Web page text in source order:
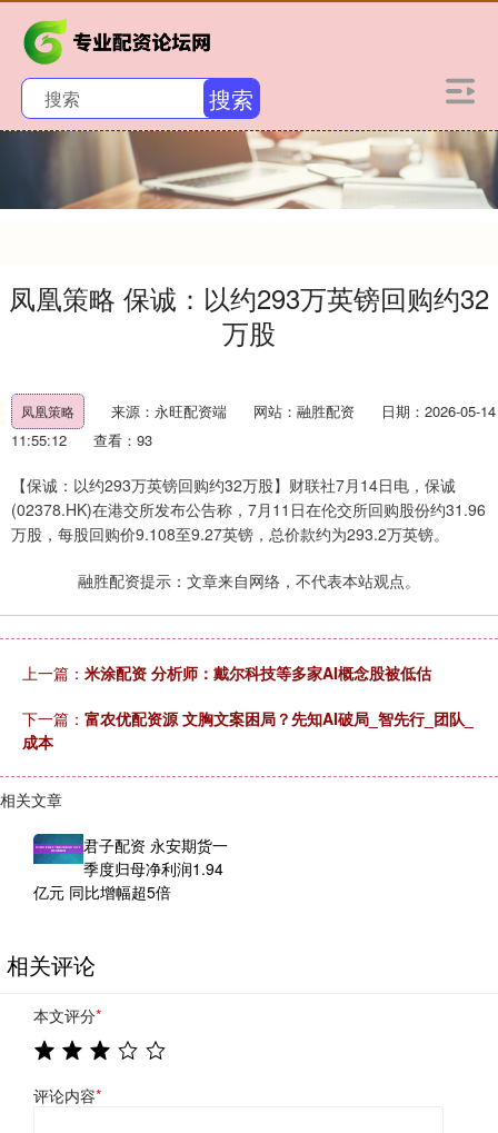
搜索
凤凰策略 保诚：以约293万英镑回购约32
万股
凤凰策略 来源：永旺配资端 网站：融胜配资
日期：2026-05-14
11:55:12
查看：93
【保诚：以约293万英镑回购约32万股】财联社7月14日电，保诚
(02378.HK)在港交所发布公告称，7月11日在伦交所回购股份约31.96
万股，每股回购价9.108至9.27英镑，总价款约为293.2万英镑。
融胜配资提示：文章来自网络，不代表本站观点。
上一篇： 米涂配资 分析师：戴尔科技等多家AI概念股被低估
下一篇： 富农优配资源 文胸文案困局？先知AI破局_智先行_团队_
成本
相关文章
君子配资 永安期货一
季度归母净利润1.94
亿元 同比增幅超5倍
相关评论
本文评分*
评论内容*